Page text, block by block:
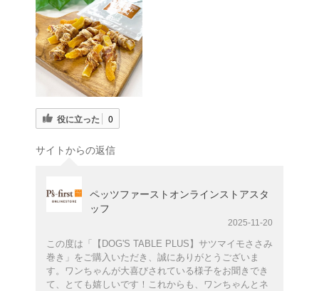
役に立った 0
サイトからの返信
ペッツファーストオンラインストアスタ
ッフ
2025-11-20
この度は「【DOG'S TABLE PLUS】サツマイモささみ
巻き」をご購入いただき、誠にありがとうございま
す。ワンちゃんが大喜びされている様子をお聞きでき
て、とても嬉しいです！これからも、ワンちゃんとネ